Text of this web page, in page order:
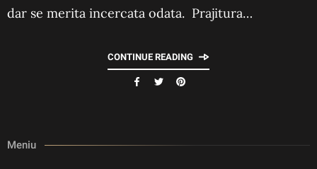
dar se merita incercata odata. Prajitura…
CONTINUE READING
Meniu